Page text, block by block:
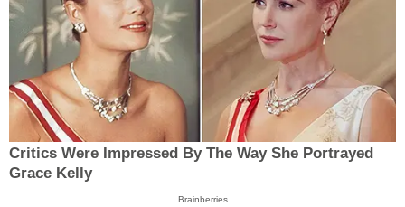
Critics Were Impressed By The Way She Portrayed
Grace Kelly
Brainberries